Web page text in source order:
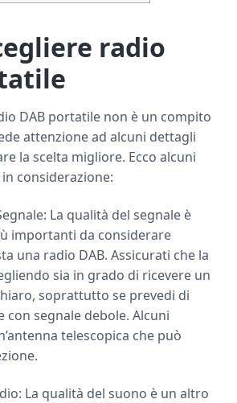
radio
DAB portatile non è un compito
attenzione ad alcuni dettagli
la scelta migliore. Ecco alcuni
considerazione:
La qualità del segnale è
importanti da considerare
una radio DAB. Assicurati che la
sia in grado di ricevere un
soprattutto se prevedi di
con segnale debole. Alcuni
telescopica che può
La qualità del suono è un altro